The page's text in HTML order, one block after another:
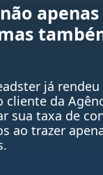
já
da
sua taxa de
ao trazer